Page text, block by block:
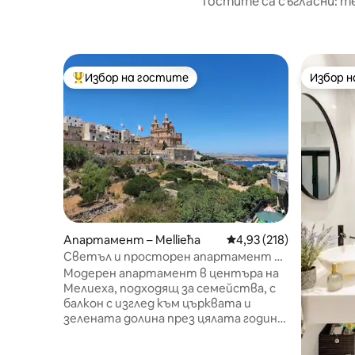
Най-популярен избор на гостите
Избор на гостите
Апартамент – Mellieħa Средна оценка: 4,93
4,93 (218)
Светъл и просторен апартамент с
целогодишни изгледи
Модерен апартамент в центъра на
Мелиеха, подходящ за семейства, с
балкон с изглед към църквата и
зелената долина през цялата година,
Избор
Избор